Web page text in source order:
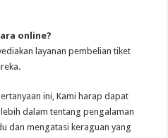
online?
layanan pembelian tiket
ini, Kami harap dapat
dalam tentang pengalaman
dan mengatasi keraguan yang